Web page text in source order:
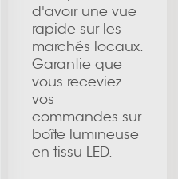
d'avoir une vue
rapide sur les
marchés locaux.
Garantie que
vous receviez
vos
commandes sur
boîte lumineuse
en tissu LED.